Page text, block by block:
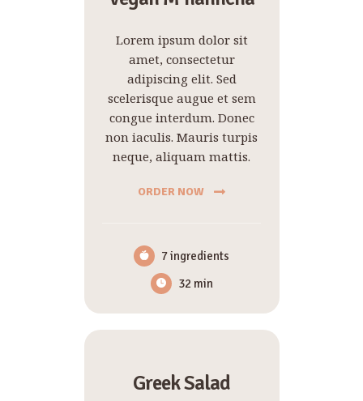
Lorem ipsum dolor sit
amet, consectetur
adipiscing elit. Sed
scelerisque augue et sem
congue interdum. Donec
non iaculis. Mauris turpis
neque, aliquam mattis.
ORDER NOW
7 ingredients
32 min
Greek Salad